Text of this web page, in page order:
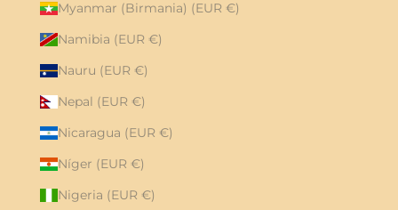
Myanmar (Birmania) (EUR €)
Namibia (EUR €)
Nauru (EUR €)
Nepal (EUR €)
Nicaragua (EUR €)
Níger (EUR €)
Nigeria (EUR €)